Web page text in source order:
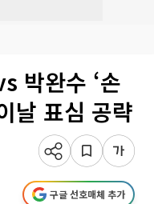
박완수 ‘손
날 표심 공략
구글 선호매체 추가